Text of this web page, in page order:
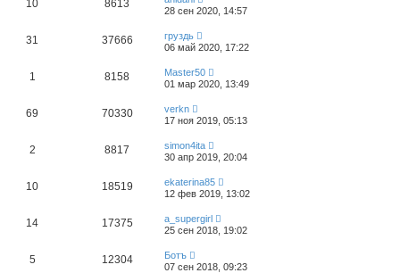
10 8613
28 сен 2020, 14:57
31 37666
груздь
06 май 2020, 17:22
1 8158
Master50
01 мар 2020, 13:49
69 70330
verkn
17 ноя 2019, 05:13
2 8817
simon4ita
30 апр 2019, 20:04
10 18519
ekaterina85
12 фев 2019, 13:02
14 17375
a_supergirl
25 сен 2018, 19:02
5 12304
Ботъ
07 сен 2018, 09:23